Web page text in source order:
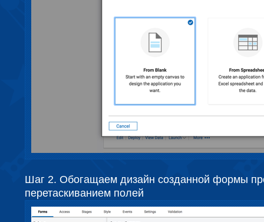
Шаг 2. Обогащаем дизайн созданной формы
перетаскиванием полей